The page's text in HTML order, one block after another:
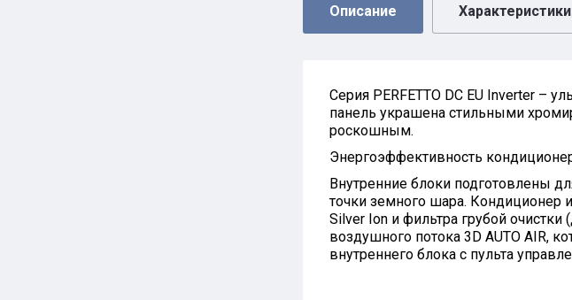
Описание Характеристики
Серия PERFETTO DC EU Inverter –
панель украшена стильными
роскошным.
Энергоэффективность
Внутренние блоки подготовлены
точки земного шара. Кондиционер
Silver Ion и фильтра грубой
воздушного потока 3D AUTO AIR,
внутреннего блока с пульта